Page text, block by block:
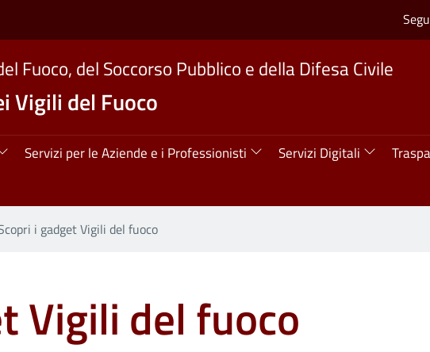
Fuoco, del Soccorso Pubblico e della Difesa Civile
Vigili del Fuoco
Servizi per le Aziende e i Professionisti Servizi Digitali
i gadget Vigili del fuoco
Vigili del fuoco